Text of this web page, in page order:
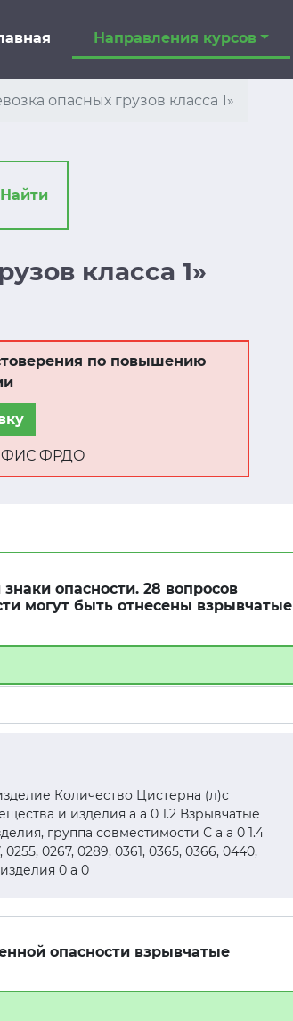
Направления курсов
опасных грузов класса 1»
Найти
класса 1»
по повышению
ФИС ФРДО
опасности. 28 вопросов
могут быть отнесены взрывчатые
Количество Цистерна (л)c
и изделия а а 0 1.2 Взрывчатые
группа совместимости С а а 0 1.4
0267, 0289, 0361, 0365, 0366, 0440,
0 а 0
опасности взрывчатые